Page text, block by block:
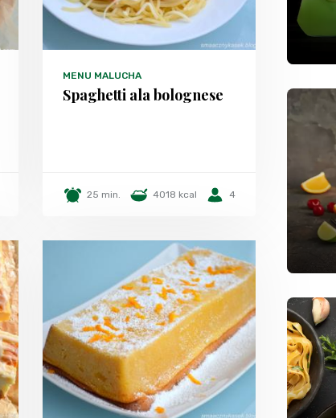
MENU MALUCHA
Spaghetti ala bolognese
25 min. 4018 kcal 4